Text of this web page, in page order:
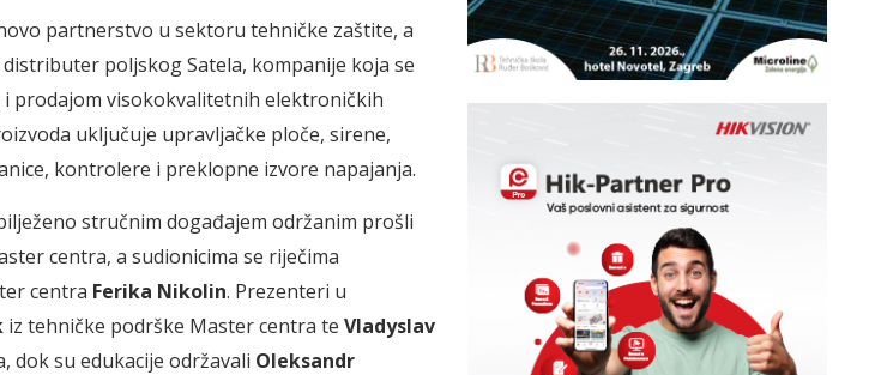
partnerstvo u sektoru tehničke zaštite, a
poljskog Satela, kompanije koja se
prodajom visokokvalitetnih elektroničkih
uključuje upravljačke ploče, sirene,
kontrolere i preklopne izvore napajanja.
stručnim događajem održanim prošli
centra, a sudionicima se riječima
centra Ferika Nikolin. Prezenteri u
iz tehničke podrške Master centra te Vladyslav
dok su edukacije održavali Oleksandr